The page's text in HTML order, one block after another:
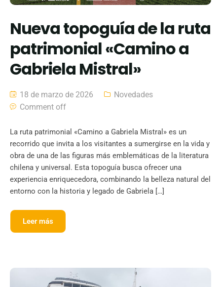
Nueva topoguía de la ruta
patrimonial «Camino a
Gabriela Mistral»
18 de marzo de 2026
Novedades
Comment off
La ruta patrimonial «Camino a Gabriela Mistral» es un
recorrido que invita a los visitantes a sumergirse en la vida y
obra de una de las figuras más emblemáticas de la literatura
chilena y universal. Esta topoguía busca ofrecer una
experiencia enriquecedora, combinando la belleza natural del
entorno con la historia y legado de Gabriela […]
Leer más